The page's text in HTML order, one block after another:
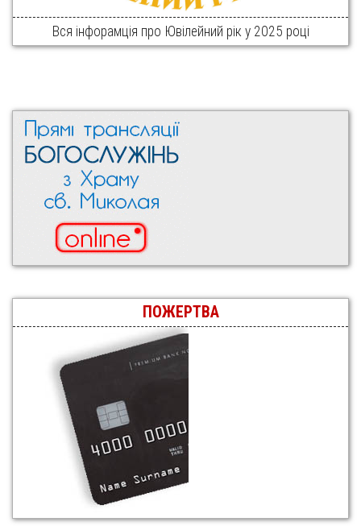
Вся інфорамція про Ювілейний рік у 2025 році
ПОЖЕРТВА